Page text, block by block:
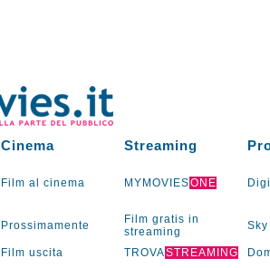
Cinema Streaming
Film al cinema MYMOVIESONE
Prossimamente
Film gratis in
streaming
Sky
Film uscita TROVASTREAMING